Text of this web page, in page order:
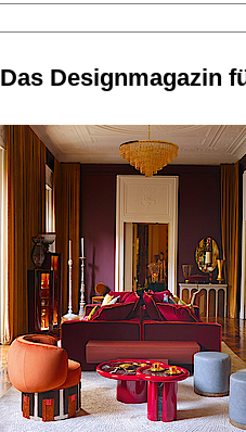
Das Designmagazin